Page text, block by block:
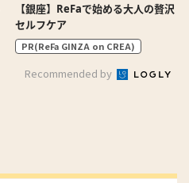
【銀座】ReFaで始める大人の贅沢
セルフケア
PR(ReFa GINZA on CREA)
Recommended by